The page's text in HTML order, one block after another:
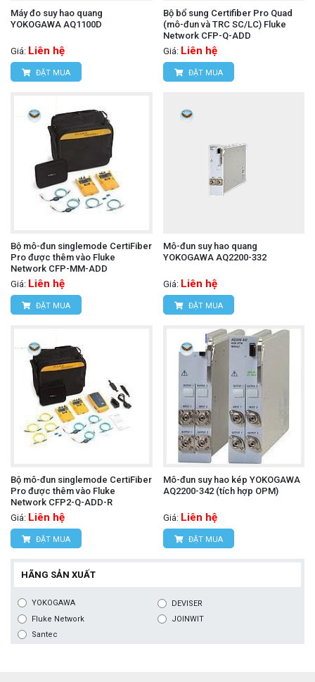
Máy đo suy hao quang
YOKOGAWA AQ1100D
Giá: Liên hệ
ĐẶT MUA
Bộ bổ sung Certifiber Pro Quad
(mô-đun và TRC SC/LC) Fluke
Network CFP-Q-ADD
Giá: Liên hệ
ĐẶT MUA
Bộ mô-đun singlemode CertiFiber
Pro được thêm vào Fluke
Network CFP-MM-ADD
Giá: Liên hệ
ĐẶT MUA
Mô-đun suy hao quang
YOKOGAWA AQ2200-332
Giá: Liên hệ
ĐẶT MUA
Bộ mô-đun singlemode CertiFiber
Pro được thêm vào Fluke
Network CFP2-Q-ADD-R
Giá: Liên hệ
ĐẶT MUA
Mô-đun suy hao kép YOKOGAWA
AQ2200-342 (tích hợp OPM)
Giá: Liên hệ
ĐẶT MUA
HÃNG SẢN XUẤT
YOKOGAWA
DEVISER
Fluke Network
JOINWIT
Santec